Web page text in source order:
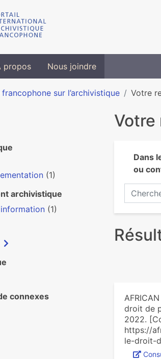
propos Nous joindre
sur l’archivistique Votre
Votre
Dans
ou
droit de
2022.
https://
le-droit-
(1)
archivistique
(1)
connexes